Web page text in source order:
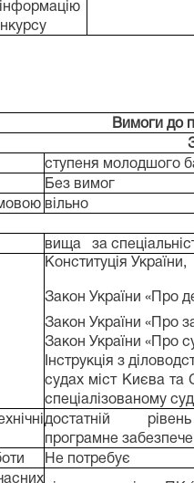
Вимоги до
ступеня молодшого
Без вимог
вільно
вища
за
Конституція України,
Закон України « Про
Закон України «Про
Закон України «Про
Інструкція з
судах міст Києва та
спеціалізованому
достатній
програмне
Не потребує